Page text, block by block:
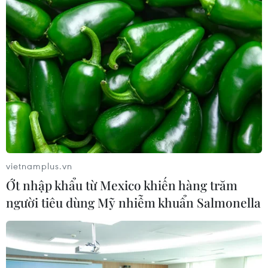
06/08/2026 23:15
Kế hoạch hành động phòng, chống
bão, lũ, thiên tai cực đoan và biến đổi
khí hậu
06/08/2026 23:00
Mưa lớn gây ngập lụt, chia cắt nhiều
khu vực ở Nghệ An
06/08/2026 13:06
Đắk Lắk truy quét, xử lý tình trạng
phá rừng, lấn chiếm đất rừng
06/08/2026 12:36
vietnamplus.vn
Ớt nhập khẩu từ Mexico khiến hàng trăm
người tiêu dùng Mỹ nhiễm khuẩn Salmonella